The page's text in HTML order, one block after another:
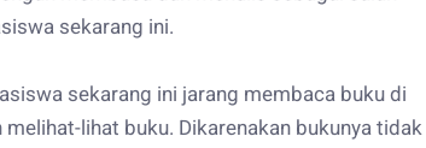
sekarang ini.
sekarang ini jarang membaca buku di
lihat buku. Dikarenakan bukunya tidak